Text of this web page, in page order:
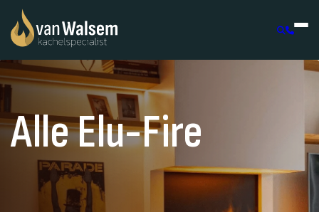
Home
Alle Elu-Fire